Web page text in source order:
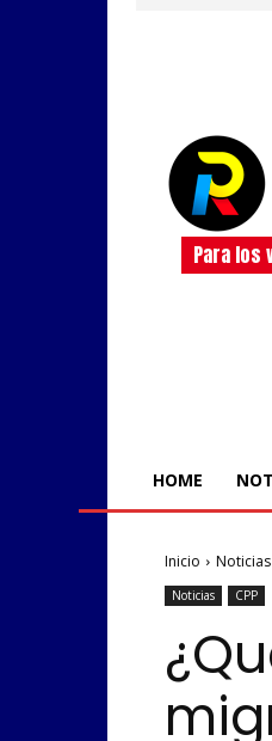
Para los
HOME
Inicio Noticias
Noticias CPP